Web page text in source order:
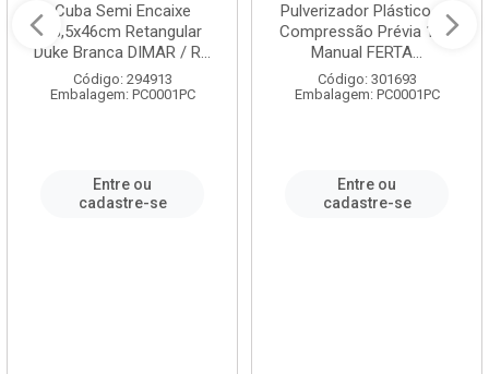
Cuba Semi Encaixe
58,5x46cm Retangular
Duke Branca DIMAR / R...
Código: 294913
Embalagem: PC0001PC
Entre ou
cadastre-se
Pulverizador Plástico de
Compressão Prévia 1,5L
Manual FERTA...
Código: 301693
Embalagem: PC0001PC
Entre ou
cadastre-se